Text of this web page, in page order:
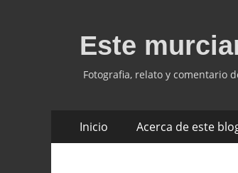
Este
Fotografia, relato y comentario
Menú
principal
Inicio Acerca de este